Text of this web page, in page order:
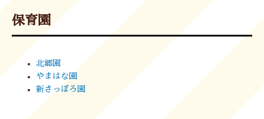
保育園
北郷園
やまはな園
新さっぽろ園